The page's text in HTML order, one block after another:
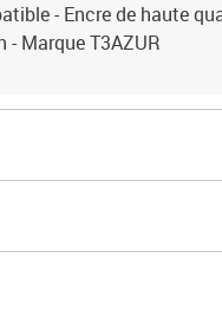
- Encre de haute
Marque T3AZUR